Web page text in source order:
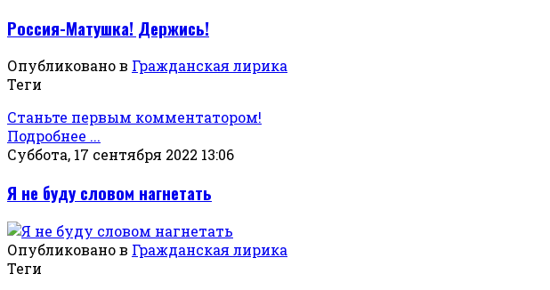
Россия-Матушка! Держись!
Опубликовано в Гражданская лирика
Теги
Станьте первым комментатором!
Подробнее ...
Суббота, 17 сентября 2022 13:06
Я не буду словом нагнетать
Опубликовано в Гражданская лирика
Теги